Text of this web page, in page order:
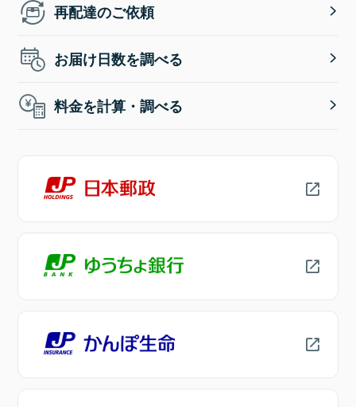
再配達のご依頼
お届け日数を調べる
料金を計算・調べる